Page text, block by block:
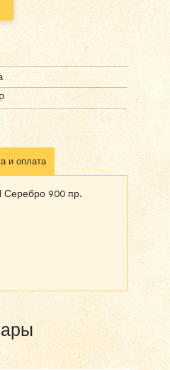
и оплата
Серебро 900 пр.